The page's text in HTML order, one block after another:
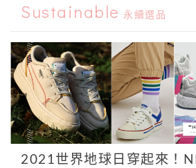
Sustainable 永續選品
2021世界地球日穿起來！